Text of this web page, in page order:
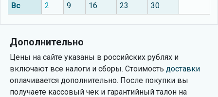
Вс
2 9 16 23 30
Дополнительно
Цены на сайте указаны в российских рублях и
включают все налоги и сборы. Стоимость доставки
оплачивается дополнительно. После покупки вы
получаете кассовый чек и гарантийный талон на